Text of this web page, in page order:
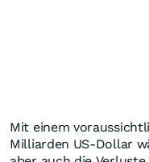
Mit einem
Milliarden US-Dollar